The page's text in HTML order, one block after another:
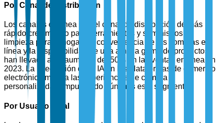
Por Canal de Distribución
Los canales en línea son el canal de distribución de más
rápido crecimiento para herramientas y suministros de
limpieza para el hogar. La conveniencia de las compras en
línea y la disponibilidad de una amplia gama de productos
han llevado a un aumento del 50% en las ventas en línea en
2023. La integración de la IA en las plataformas de comercio
electrónico mejora las experiencias de compra
personalizadas, impulsando aún más este segmento.
Por Usuario Final